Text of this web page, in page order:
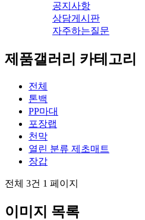
공지사항
상담게시판
자주하는질문
제품갤러리 카테고리
전체
톤백
PP마대
포장랩
천막
열린 분류 제초매트
장갑
전체 3건 1 페이지
이미지 목록